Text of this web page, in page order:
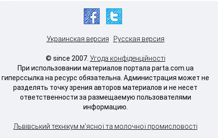
Украинская версия Русская версия
© since 2007. Угода конфіденційності
При использовании материалов портала parta.com.ua
гиперссылка на ресурс обязательна. Администрация может не
разделять точку зрения авторов материалов и не несет
ответственности за размещаемую пользователями
информацию.
Львівський технікум м'ясної та молочної промисловості